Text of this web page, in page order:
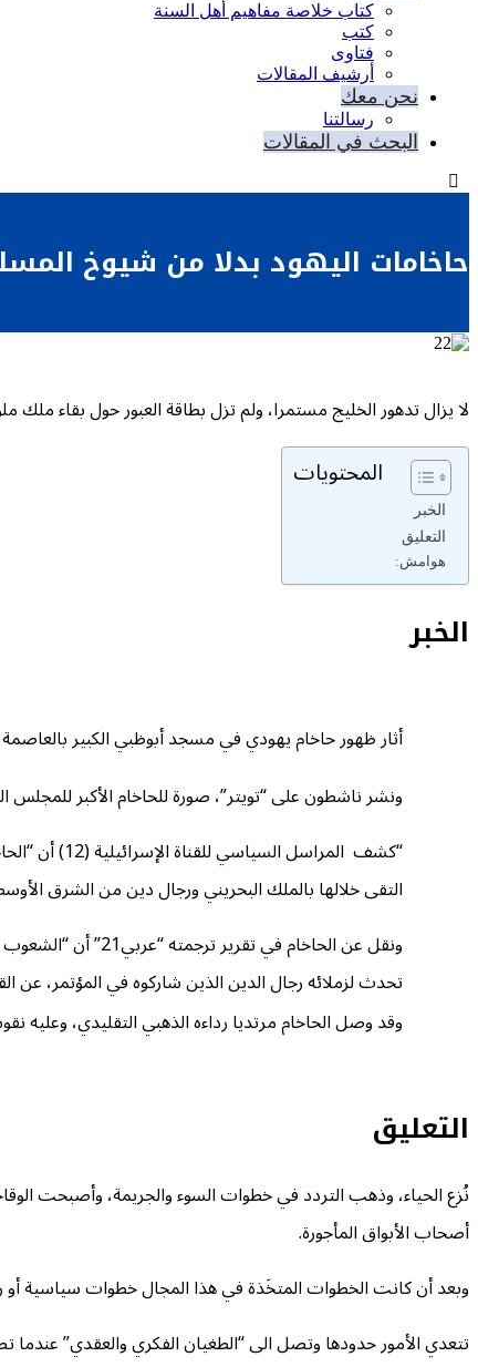
كتاب خلاصة مفاهيم أهل السنة
كتب
فتاوى
أرشيف المقالات
نحن معك
رسالتنا
البحث في المقالات
حاخامات اليهود بدلا من شيوخ
لا يزال تدهور الخليج مستمرا، ولم تزل بطاقة العبور حول بقاء ملك
المحتويات
الخبر
التعليق
هوامش:
الخبر
أثار ظهور حاخام يهودي في مسجد أبوظبي الكبير
ونشر ناشطون على “تويتر”، صورة للحاخام الأكبر
التقى خلالها بالملك البحريني ورجال دين من الشرق
ونقل عن الحاخام
تحدث لزملائه رجال الدين الذين شاركوه في المؤتمر، عن
وقد وصل الحاخام مرتديا رداءه الذهبي التقليدي، وعليه
التعليق
نُزع الحياء، وذهب التردد في خطوات السوء والجريمة، وأصبحت
أصحاب الأبواق المأجورة.
وبعد أن كانت الخطوات المتخَذة في هذا المجال خطوات سياسية أو
تتعدي الأمور حدودها وتصل الى “الطغيان الفكري والعقدي” عندما